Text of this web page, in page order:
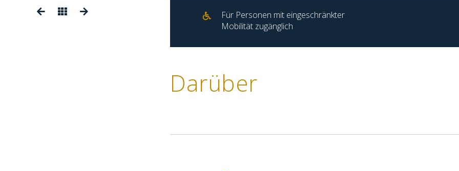
Für Personen mit eingeschränkter
Mobilität zugänglich
Darüber